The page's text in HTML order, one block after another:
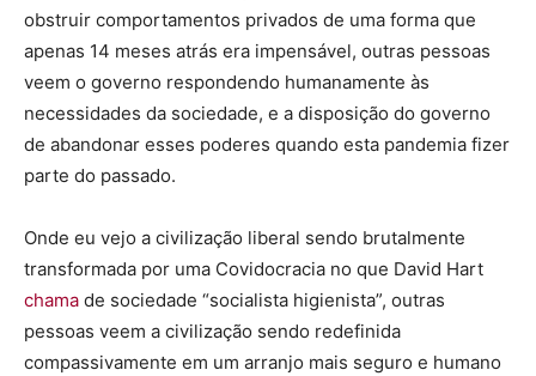
obstruir comportamentos privados de uma forma que
apenas 14 meses atrás era impensável, outras pessoas
veem o governo respondendo humanamente às
necessidades da sociedade, e a disposição do governo
de abandonar esses poderes quando esta pandemia fizer
parte do passado.
Onde eu vejo a civilização liberal sendo brutalmente
transformada por uma Covidocracia no que David Hart
chama de sociedade “socialista higienista”, outras
pessoas veem a civilização sendo redefinida
compassivamente em um arranjo mais seguro e humano